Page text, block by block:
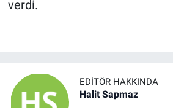
verdi.
EDITÖR HAKKINDA
Halit Sapmaz